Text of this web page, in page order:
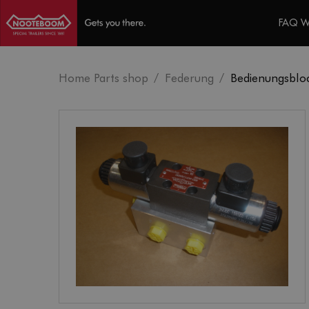
FAQ
Home Parts shop Federung